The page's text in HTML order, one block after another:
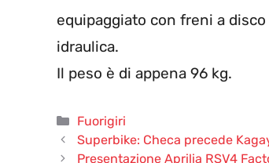
equipaggiato con freni a
idraulica.
Il peso è di appena 96 kg.
Categorie
Fuorigiri
Superbike: Checa precede
Presentazione Aprilia RSV4